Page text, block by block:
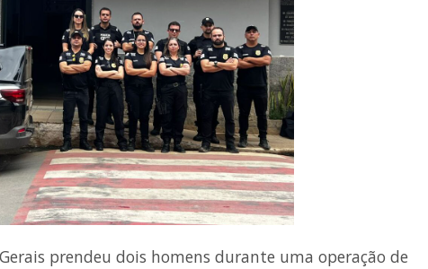
prendeu dois homens durante uma operação de